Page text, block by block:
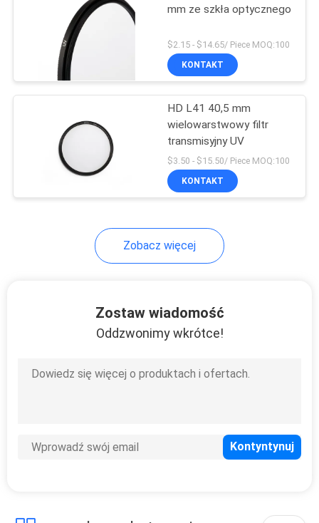
mm ze szkła optycznego
$2.15 - $14.65/ Piece MOQ:100
KONTAKT
HD L41 40,5 mm
wielowarstwowy filtr
transmisyjny UV
$3.50 - $15.50/ Piece MOQ:100
KONTAKT
Zobacz więcej
Zostaw wiadomość
Oddzwonimy wkrótce!